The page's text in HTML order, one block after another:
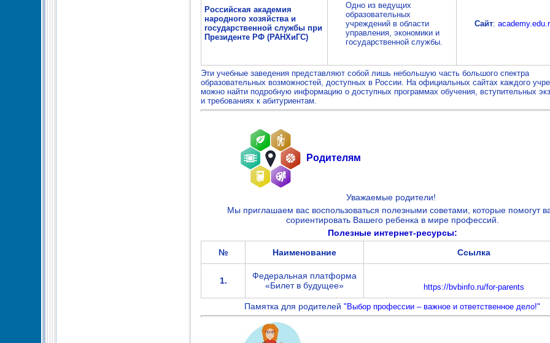
Российская академия
народного хозяйства и
государственной службы при
Президенте РФ (РАНХиГС)
Одно из ведущих
образовательных
учреждений в области
управления, экономики и
государственной службы.
Сайт:
Эти учебные заведения представляют собой лишь небольшую часть большого спектра
образовательных возможностей, доступных в России. На официальных сайтах каждого
можно найти подробную информацию о доступных программах обучения, вступительных
и требованиях к абитуриентам.
Родителям
Уважаемые родители!
Мы приглашаем вас воспользоваться полезными советами, которые помогут
сориентировать Вашего ребенка в мире профессий.
Полезные интернет-ресурсы:
№
Наименование Ссылка
1.
Федеральная платформа
«Билет в будущее»
https://bvbinfo.ru/for-parents
Памятка для родителей "Выбор профессии – важное и ответственное дело!"